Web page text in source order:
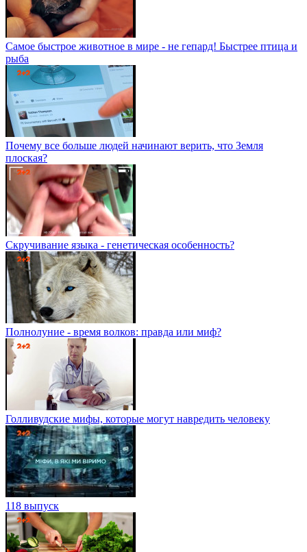
Самое быстрое животное в мире - не гепард! Быстрее птица и
рыба
Почему все больше людей начинают верить, что Земля
плоская?
Скручивание языка - генетическая особенность?
Полнолуние - время волков: правда или миф?
Голливудские мифы, которые могут навредить человеку
118 выпуск